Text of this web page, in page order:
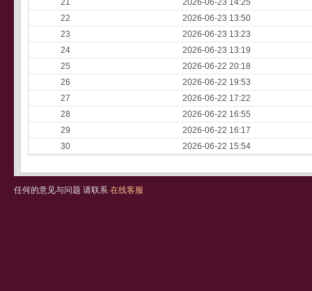
21
2026-06-23 14:25
22
2026-06-23 13:50
23
2026-06-23 13:23
24
2026-06-23 13:19
25
2026-06-22 20:18
26
2026-06-22 19:53
27
2026-06-22 17:22
28
2026-06-22 16:55
29
2026-06-22 16:17
30
2026-06-22 15:54
任何的意见与问题 请联系 在线客服